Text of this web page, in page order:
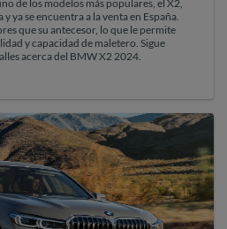
de los modelos más populares, el X2,
ya se encuentra a la venta en España.
que su antecesor, lo que le permite
y capacidad de maletero. Sigue
acerca del BMW X2 2024.